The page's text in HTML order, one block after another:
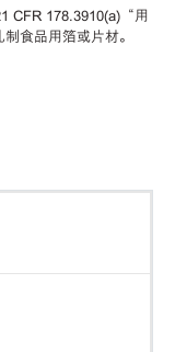
CFR 178.3910(a)“用
食品用箔或片材。